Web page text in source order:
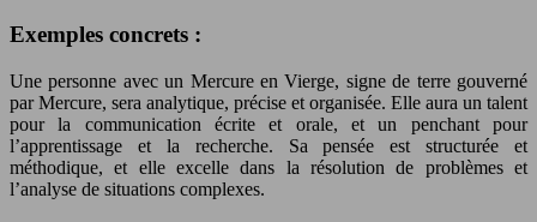
Exemples concrets :
Une personne avec un Mercure en Vierge, signe de terre gouverné
par Mercure, sera analytique, précise et organisée. Elle aura un talent
pour la communication écrite et orale, et un penchant pour
l’apprentissage et la recherche. Sa pensée est structurée et
méthodique, et elle excelle dans la résolution de problèmes et
l’analyse de situations complexes.